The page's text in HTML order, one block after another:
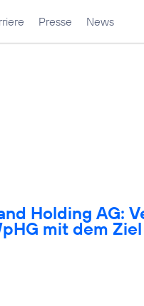
Presse News
Holding AG:
mit dem